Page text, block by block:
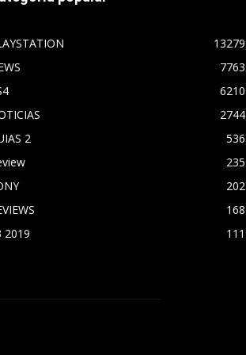
13279
7763
6210
2744
2
536
235
202
168
2019
111